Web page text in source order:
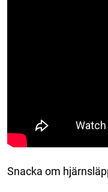
Snacka om